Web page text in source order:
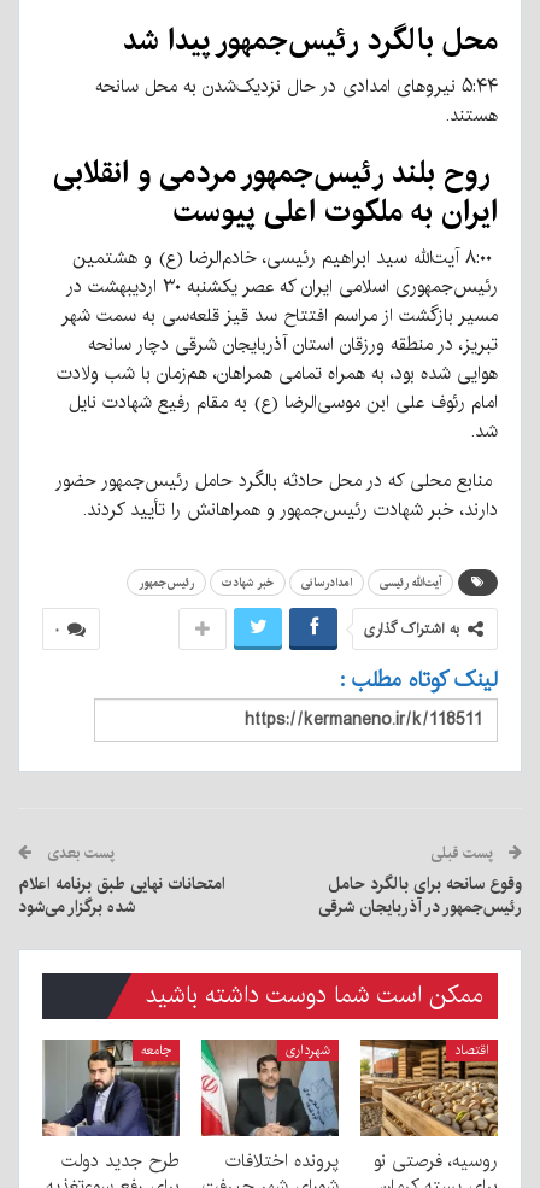
محل بالگرد رئیس‌جمهور پیدا شد
۵:۴۴ نیروهای امدادی در حال نزدیک‌شدن به محل سانحه
هستند.
روح بلند رئیس‌جمهور مردمی و انقلابی
ایران به ملکوت اعلی پیوست
۸:۰۰ آیت‌الله سید ابراهیم رئیسی، خادم‌الرضا (ع) و هشتمین
رئیس‌جمهوری اسلامی ایران که عصر یکشنبه ۳۰ اردیبهشت در
مسیر بازگشت از مراسم افتتاح سد قیز قلعه‌سی به سمت شهر
تبریز، در منطقه ورزقان استان آذربایجان شرقی دچار سانحه
هوایی شده بود، به همراه تمامی همراهان، هم‌زمان با شب ولادت
امام رئوف علی ابن موسی‌الرضا (ع) به مقام رفیع شهادت نایل
شد.
منابع محلی که در محل حادثه بالگرد حامل رئیس‌جمهور حضور
دارند، خبر شهادت رئیس‌جمهور و همراهانش را تأیید کردند.
آیت‌الله رئیسی امدادرسانی خبر شهادت رئیس‌جمهور
۰ به اشتراک گذاری
لینک کوتاه مطلب :
پست قبلی
وقوع سانحه برای بالگرد حامل
رئیس‌جمهور در آذربایجان شرقی
پست بعدی
امتحانات نهایی طبق برنامه اعلام
شده برگزار می‌شود
ممکن است شما دوست داشته باشید
اقتصاد
روسیه، فرصتی نو
شهرداری
پرونده اختلافات
جامعه
طرح جدید دولت